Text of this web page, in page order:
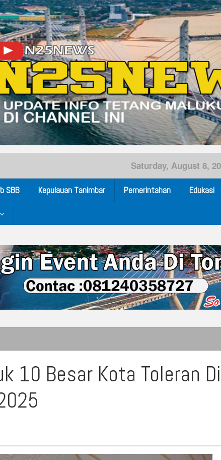
Saturday, August 8,
SBB Kepulauan Tanimbar Pemerintahan Edukasi
10 Besar Kota Toleran Di